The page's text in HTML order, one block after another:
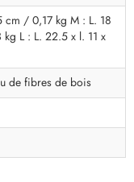
cm / 0,17 kg M : L. 18
L : L. 22.5 x l. 11 x
de fibres de bois